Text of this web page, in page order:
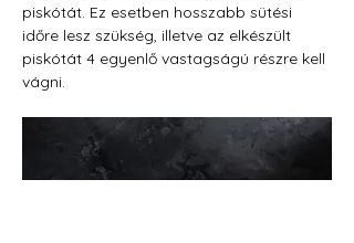
piskótát. Ez esetben hosszabb sütési
időre lesz szükség, illetve az elkészült
piskótát 4 egyenlő vastagságú részre kell
vágni.